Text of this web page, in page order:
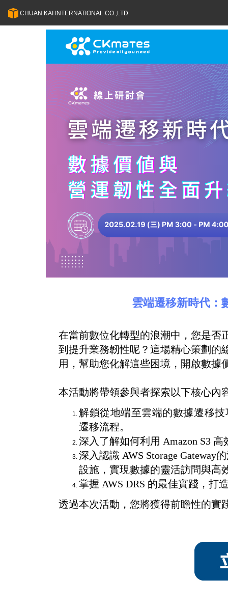
CHUAN KAI INTERNATIONAL CO.,LTD
雲端遷移新時代：
在當前數位化轉型的浪潮中，您是否
到提升業務韌性呢？這場精心策劃的
用，幫助您化解這些困境，開啟數據
本活動將帶領參與者探索以下核心內
解鎖從地端至雲端的數據遷移
遷移流程。
深入了解如何利用 Amazon S3
深入認識 AWS Storage
設施，實現數據的靈活訪問與高
掌握 AWS DRS 的最佳實踐，打
透過本次活動，您將獲得前瞻性的實